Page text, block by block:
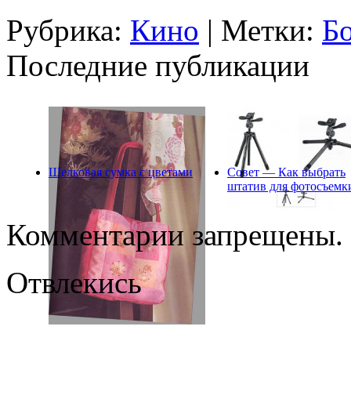
Рубрика: Кино | Метки:
Последние публикации
Шелковая сумка с цветами
Совет — Как выбрать
штатив для
Комментарии запрещены.
Отвлекись